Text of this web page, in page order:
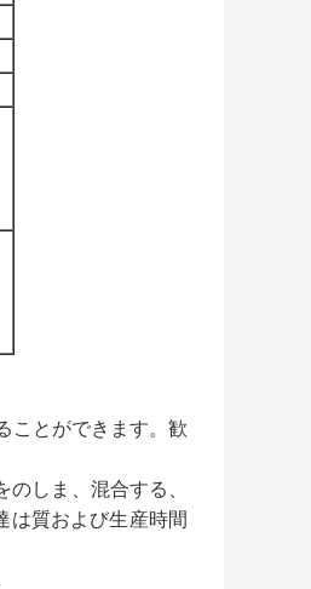
ことができます。歓
しま、混合する、
は質および生産時間